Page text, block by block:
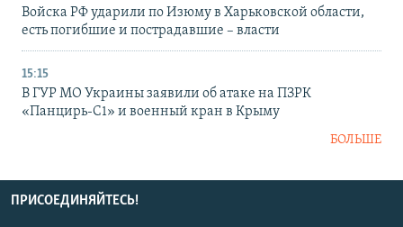
Войска РФ ударили по Изюму в Харьковской области,
есть погибшие и пострадавшие – власти
15:15
В ГУР МО Украины заявили об атаке на ПЗРК
«Панцирь-С1» и военный кран в Крыму
БОЛЬШЕ
ПРИСОЕДИНЯЙТЕСЬ!